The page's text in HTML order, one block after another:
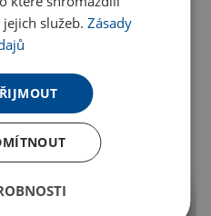
jejich služeb.Zásady